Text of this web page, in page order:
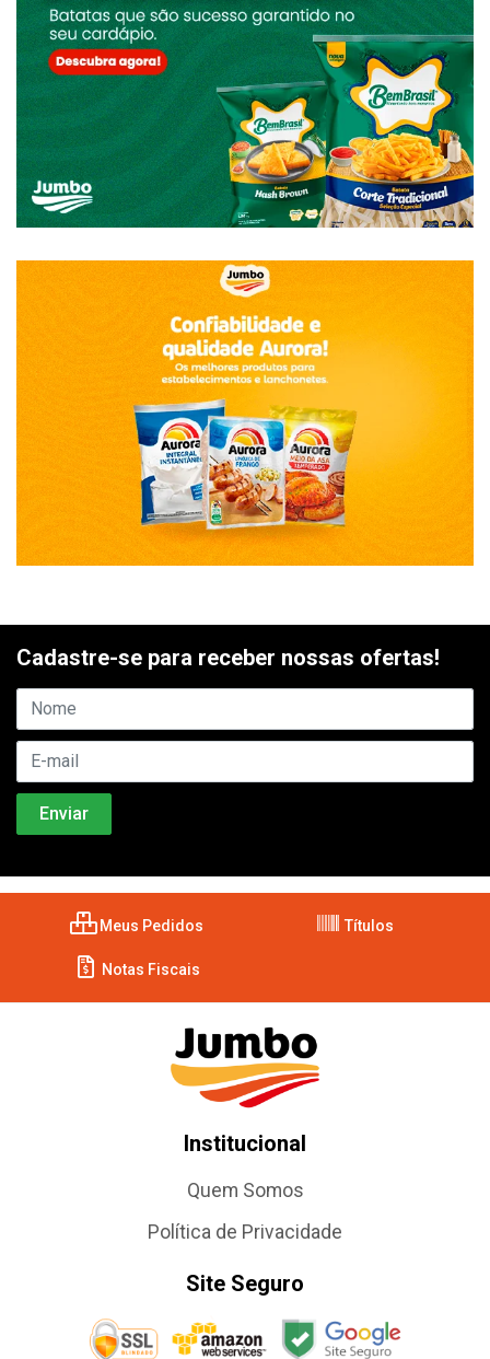
Cadastre-se para receber nossas ofertas!
Meus Pedidos Títulos
Notas Fiscais
Institucional
Quem Somos
Política de Privacidade
Site Seguro